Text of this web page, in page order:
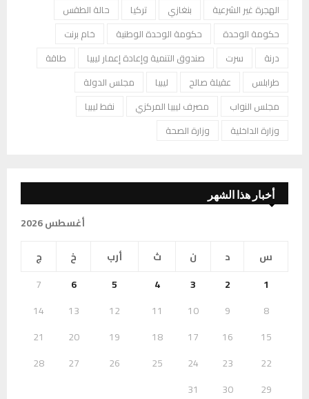
الهجرة غير الشرعية
بنغازي تركيا
حالة الطقس
حكومة الوحدة
حكومة الوحدة الوطنية
خام برنت
درنة
سرت صندوق التنمية وإعادة إعمار ليبيا
طاقة
طرابلس
عقيلة صالح ليبيا
مجلس الدولة
مجلس النواب
مصرف ليبيا المركزي
نفط ليبيا
وزارة الداخلية
وزارة الصحة
أخبار هذا الشهر
أغسطس 2026
س
د ن ث أرب خ
ج
1
2
3
4
5
6
7
8
9
10
11
12
13
14
15
16
17
18
19
20
21
22
23
24
25
26
27
28
29
30
31